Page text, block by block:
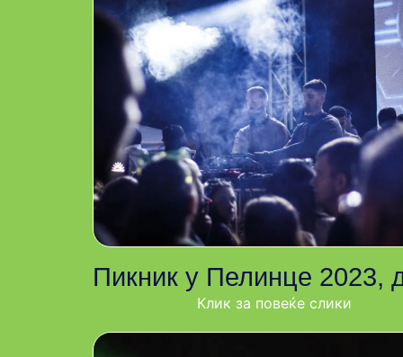
Пикник у Пелинце 2023,
Клик за повеќе слики